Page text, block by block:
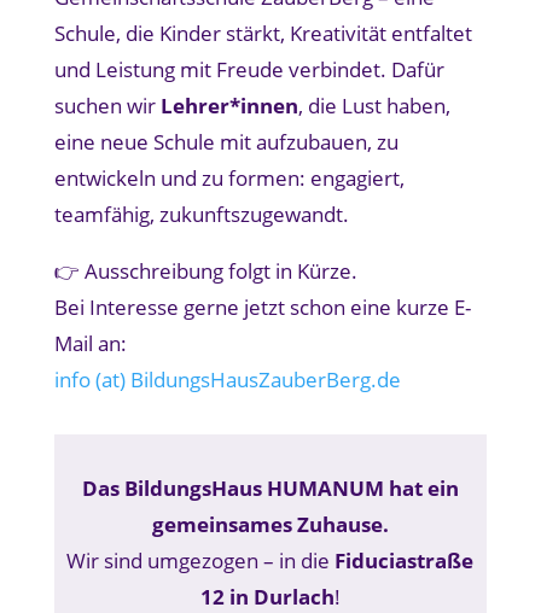
Schule, die Kinder stärkt, Kreativität entfaltet
und Leistung mit Freude verbindet. Dafür
suchen wir Lehrer*innen, die Lust haben,
eine neue Schule mit aufzubauen, zu
entwickeln und zu formen: engagiert,
teamfähig, zukunftszugewandt.
👉 Ausschreibung folgt in Kürze.
Bei Interesse gerne jetzt schon eine kurze E-
Mail an:
info (at) BildungsHausZauberBerg.de
Das BildungsHaus HUMANUM hat ein
gemeinsames Zuhause.
Wir sind umgezogen – in die Fiduciastraße
12 in Durlach!